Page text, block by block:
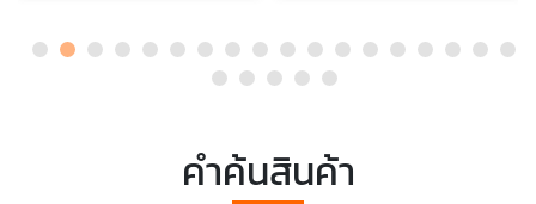
คำค้นสินค้า